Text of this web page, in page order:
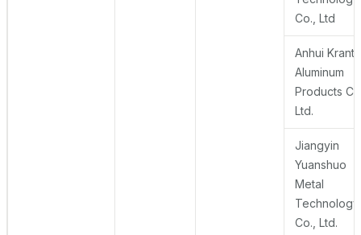
Co., Ltd
Anhui Krant
Aluminum
Products
Ltd.
Jiangyin
Yuanshuo
Metal
Technology
Co., Ltd.